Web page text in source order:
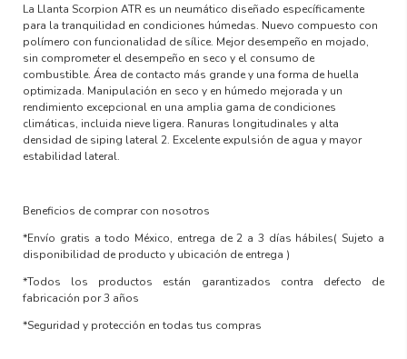
La Llanta Scorpion ATR es un neumático diseñado específicamente
para la tranquilidad en condiciones húmedas. Nuevo compuesto con
polímero con funcionalidad de sílice. Mejor desempeño en mojado,
sin comprometer el desempeño en seco y el consumo de
combustible. Área de contacto más grande y una forma de huella
optimizada. Manipulación en seco y en húmedo mejorada y un
rendimiento excepcional en una amplia gama de condiciones
climáticas, incluida nieve ligera. Ranuras longitudinales y alta
densidad de siping lateral 2. Excelente expulsión de agua y mayor
estabilidad lateral.
Beneficios de comprar con nosotros
*Envío gratis a todo México, entrega de 2 a 3 días hábiles( Sujeto a
disponibilidad de producto y ubicación de entrega )
*Todos los productos están garantizados contra defecto de
fabricación por 3 años
*Seguridad y protección en todas tus compras